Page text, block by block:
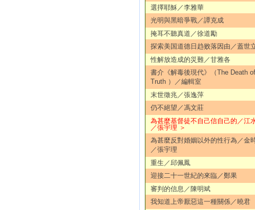
選擇耶穌／李雅華
光明與黑暗爭戰／譚克成
掩耳不聽真道／徐道勵
探索美国道德日趋败落因由／蓋世
性解放造成的災難／甘雅各
書介《解毒後現代》（The Death of
Truth ）／編輯室
末世徵兆／張逸萍
仍不絕望／馮文莊
為甚麼基督徒不自己信自己的／江
／張宇理 ＞
為甚麼反對婚姻以外的性行為／金
／張宇理
重生／邱佩鳳
迎接二十一世紀的來臨／鄭果
審判的信息／陳明斌
我知道上帝厭惡這一種關係／曉君